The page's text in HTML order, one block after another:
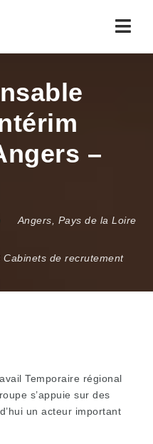
–
Angers
Pays de la Loire
de recrutement
Temporaire régional
s’appuie sur des
un acteur important